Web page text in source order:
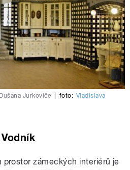
Jurkoviče foto: Vladislava
prostor zámeckých interiérů je